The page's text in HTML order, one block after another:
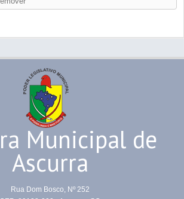
Municipal de
Ascurra
Rua Dom Bosco, Nº 252